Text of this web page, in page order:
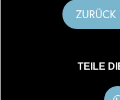
ZURÜCK
TEILE